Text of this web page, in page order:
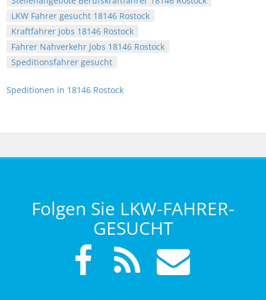
LKW Fahrer gesucht 18146 Rostock
Kraftfahrer Jobs 18146 Rostock
Fahrer Nahverkehr Jobs 18146 Rostock
Speditionsfahrer gesucht
Speditionen in 18146 Rostock
Folgen Sie LKW-FAHRER-
GESUCHT